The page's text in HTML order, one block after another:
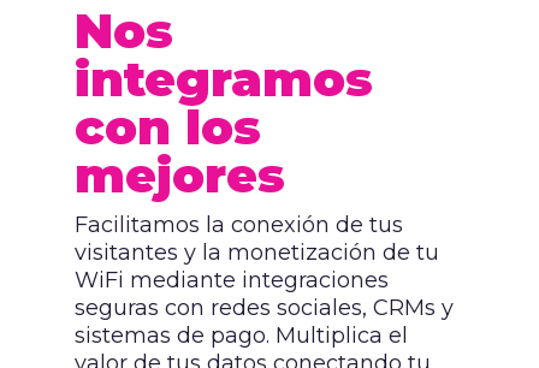
Nos
integramos
con los
mejores
Facilitamos la conexión de tus
visitantes y la monetización de tu
WiFi mediante integraciones
seguras con redes sociales, CRMs y
sistemas de pago. Multiplica el